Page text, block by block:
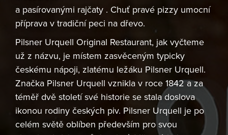
a pasírovanými rajčaty . Chuť pravé pizzy umocní
příprava v tradiční peci na dřevo.
Pilsner Urquell Original Restaurant, jak vyčteme
už z názvu, je místem zasvěceným typicky
českému nápoji, zlatému ležáku Pilsner Urquell.
Značka Pilsner Urquell vznikla v roce 1842 a za
téměř dvě století své historie se stala doslova
ikonou rodiny českých piv. Pilsner Urquell je po
celém světě oblíben především pro svou